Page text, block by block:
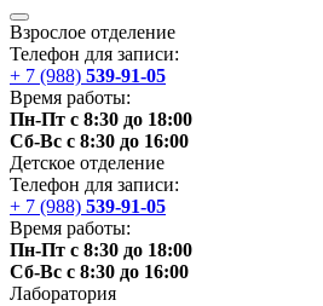
Взрослое отделение
Телефон для записи:
+ 7 (988) 539-91-05
Время работы:
Пн-Пт с 8:30 до 18:00
Сб-Вс с 8:30 до 16:00
Детское отделение
Телефон для записи:
+ 7 (988) 539-91-05
Время работы:
Пн-Пт с 8:30 до 18:00
Сб-Вс с 8:30 до 16:00
Лаборатория